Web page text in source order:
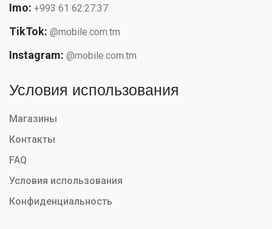
Imo: +993 61 62:27:37
TikTok: @mobile.com.tm
Instagram: @mobile.com.tm
Условия использования
Магазины
Контакты
FAQ
Условия использования
Конфиденциальность